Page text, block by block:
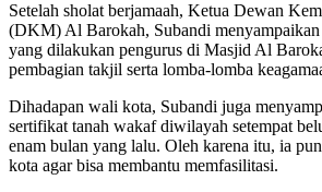
Setelah sholat berjamaah, Ketua Dewan
(DKM) Al Barokah, Subandi menyampaikan
yang dilakukan pengurus di Masjid Al
pembagian takjil serta lomba-lomba
Dihadapan wali kota, Subandi juga
sertifikat tanah wakaf diwilayah setempat
enam bulan yang lalu. Oleh karena itu, ia
kota agar bisa membantu memfasilitasi.